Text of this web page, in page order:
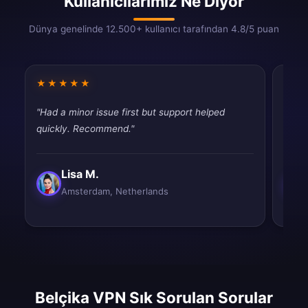
Dünya genelinde 12.500+ kullanıcı tarafından 4.8/5 puan
★★★★★
"Had a minor issue first but support helped
quickly. Recommend."
Lisa M.
Amsterdam, Netherlands
Belçika VPN Sık Sorulan Sorular